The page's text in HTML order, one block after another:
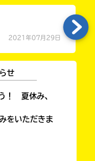
2021年07月29日
せ
！ 夏休み、
をいただきま